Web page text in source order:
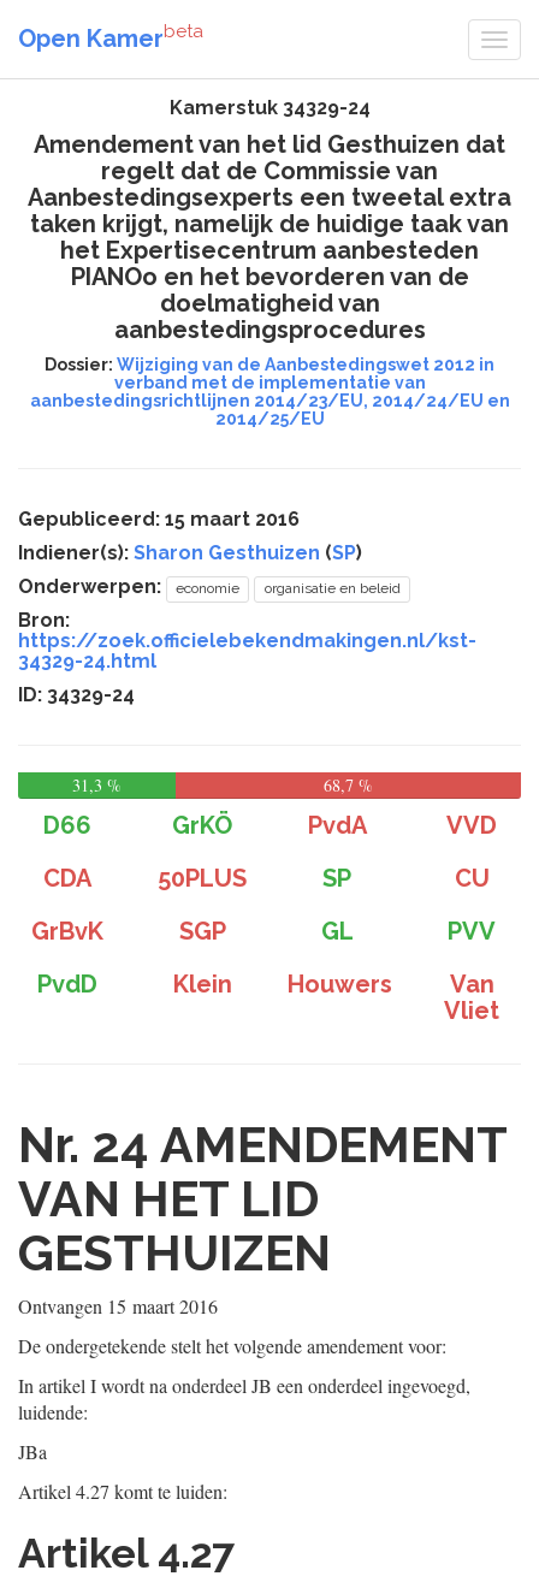
Open Kamerbeta
Kamerstuk 34329-24
Amendement van het lid Gesthuizen dat
regelt dat de Commissie van
Aanbestedingsexperts een tweetal extra
taken krijgt, namelijk de huidige taak van
het Expertisecentrum aanbesteden
PIANOo en het bevorderen van de
doelmatigheid van
aanbestedingsprocedures
Dossier: Wijziging van de Aanbestedingswet 2012 in
verband met de implementatie van
aanbestedingsrichtlijnen 2014/23/EU, 2014/24/EU en
2014/25/EU
Gepubliceerd: 15 maart 2016
Indiener(s): Sharon Gesthuizen (SP)
Onderwerpen:
economie organisatie en beleid
Bron:
https://zoek.officielebekendmakingen.nl/kst-
34329-24.html
ID: 34329-24
31,3 % 68,7 %
D66 GrKÖ PvdA
VVD
CDA
50PLUS SP
CU
GrBvK
SGP GL
PVV
PvdD
Klein Houwers
Van
Vliet
Nr. 24 AMENDEMENT
VAN HET LID
GESTHUIZEN
Ontvangen 15 maart 2016
De ondergetekende stelt het volgende amendement voor:
In artikel I wordt na onderdeel JB een onderdeel ingevoegd,
luidende:
JBa
Artikel 4.27 komt te luiden:
Artikel 4.27